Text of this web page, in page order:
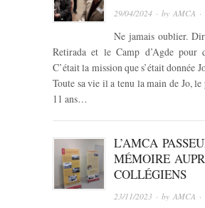
29/04/2024 · byAMCA
Ne jamais oublier.
Retirada et le Camp d’Agde pour
C’était la mission que s’était donnée
Toute sa vie il a tenu la main de Jo,
11 ans…
L’AMCA
MÉMOIRE
COLLÉGIENS
23/11/2023 · byAMCA